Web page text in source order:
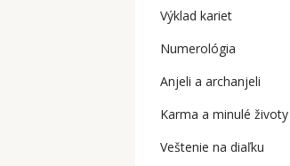
Výklad kariet
Numerológia
Anjeli a archanjeli
Karma a minulé životy
Veštenie na diaľku